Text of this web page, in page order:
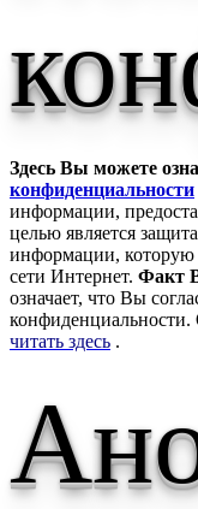
Здесь Вы можете
конфиденциальности
информации,
целью является
информации, которую
сети Интернет. Факт
означает, что Вы
читать здесь .